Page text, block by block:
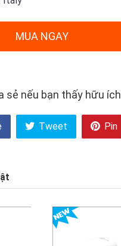
MUA NGAY
sẻ nếu bạn thấy hữu ích
Tweet Pin